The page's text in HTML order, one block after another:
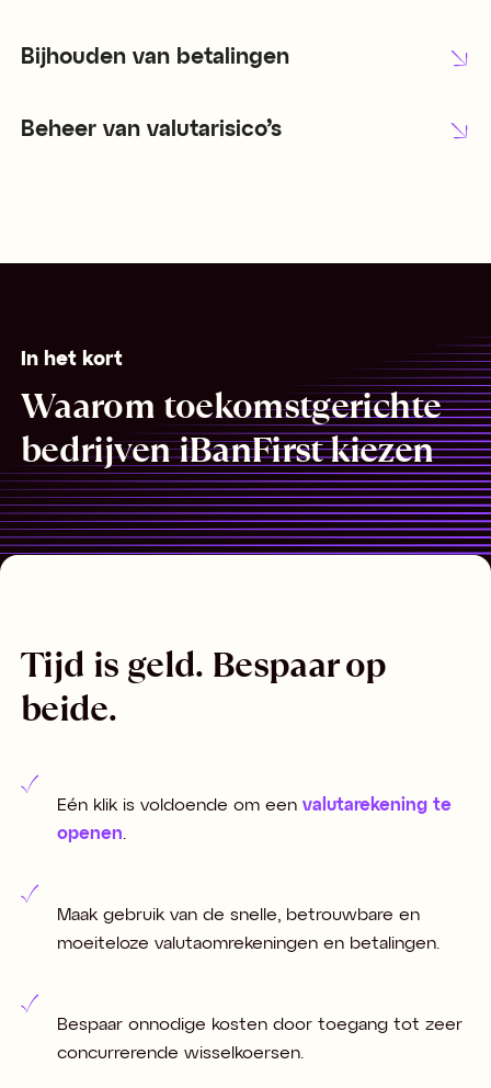
Bijhouden van betalingen
Beheer van valutarisico’s
In het kort
Waarom toekomstgerichte
bedrijven iBanFirst kiezen
Tijd is geld. Bespaar op
beide.
Eén klik is voldoende om eenvalutarekening te
openen.
Maak gebruik van de snelle, betrouwbare en
moeiteloze valutaomrekeningen en betalingen.
Bespaar onnodige kosten door toegang tot zeer
concurrerende wisselkoersen.